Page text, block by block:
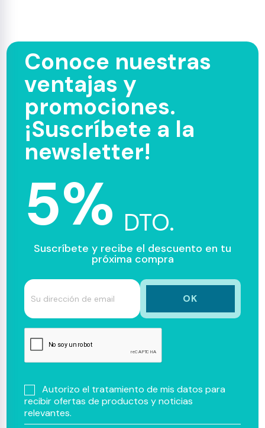
Conoce nuestras
ventajas y
promociones.
¡Suscríbete a la
newsletter!
5% DTO.
Suscríbete y recibe el descuento en tu
próxima compra
Autorizo el tratamiento de mis datos para
recibir ofertas de productos y noticias
relevantes.